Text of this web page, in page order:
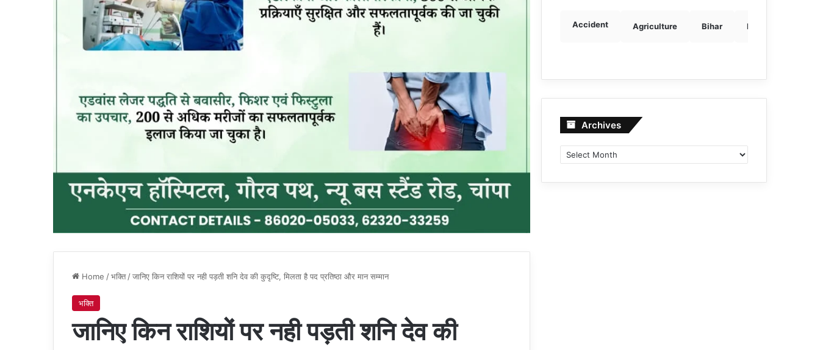
Home /भक्ति /जानिए किन राशियों पर नही पड़ती शनि देव की कुदृष्टि, मिलता है पद प्रतिष्ठा और मान सम्मान
भक्ति
जानिए किन राशियों पर नही पड़ती शनि देव की
Accident Agriculture Bihar Breaking news
Archives Archives